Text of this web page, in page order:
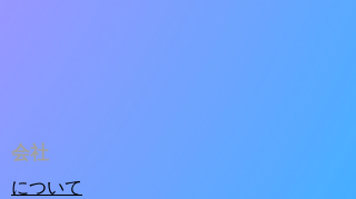
会社
について